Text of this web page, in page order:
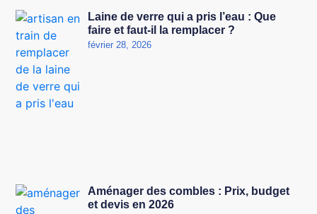
Laine de verre qui a pris l’eau : Que
faire et faut-il la remplacer ?
février 28, 2026
Aménager des combles : Prix, budget
et devis en 2026